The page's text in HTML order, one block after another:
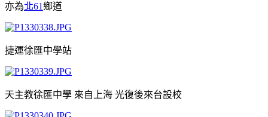
亦為北61鄉道
捷運徐匯中學站
天主教徐匯中學 來自上海 光復後來台設校